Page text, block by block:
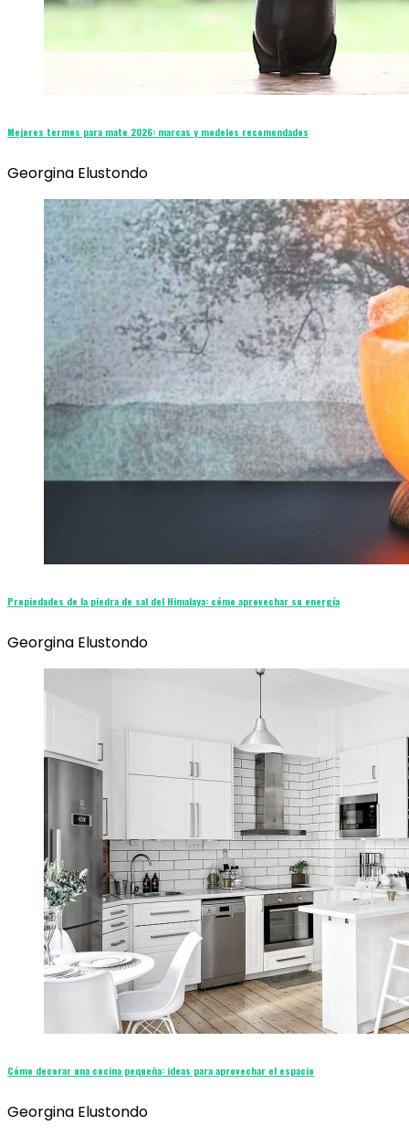
Mejores termos para mate 2026: marcas y modelos recomendados
Georgina Elustondo
Propiedades de la piedra de sal del Himalaya: cómo aprovechar su energía
Georgina Elustondo
Cómo decorar una cocina pequeña: ideas para aprovechar el espacio
Georgina Elustondo